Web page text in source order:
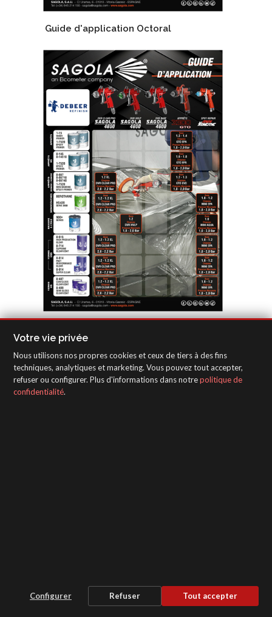
Guide d'application Octoral
Votre vie privée
Nous utilisons nos propres cookies et ceux de tiers à des fins
techniques, analytiques et marketing. Vous pouvez tout accepter,
refuser ou configurer. Plus d'informations dans notrepolitique de
confidentialité.
Configurer Refuser Tout accepter